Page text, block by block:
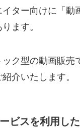
ター向けに「動
ます。
ック型の動画販売
介いたします。
ビスを利用し